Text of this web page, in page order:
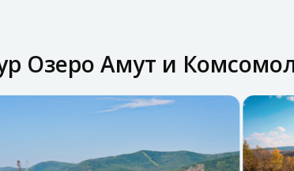
Озеро Амут и